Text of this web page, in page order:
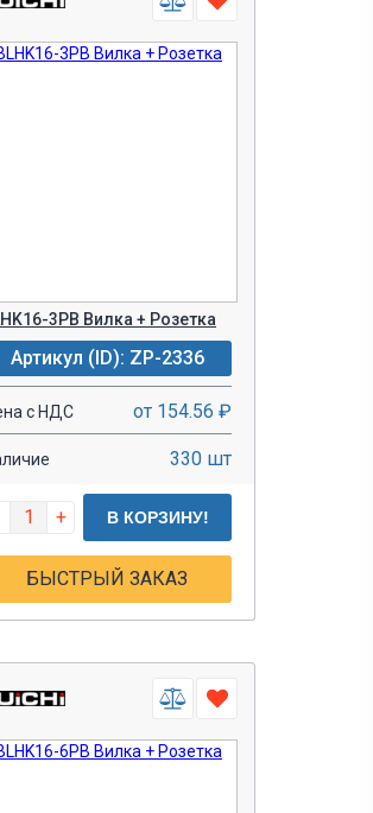
3PB Вилка + Розетка
Артикул (ID): ZP-2336
с НДС от 154.56 ₽
330 шт
+ В КОРЗИНУ!
БЫСТРЫЙ ЗАКАЗ